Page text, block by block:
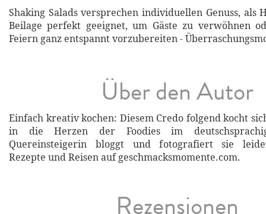
Shaking Salads versprechen individuellen Genuss, als
Beilage perfekt geeignet, um Gäste zu verwöhnen
Feiern ganz entspannt vorzubereiten -
Über den Autor
Einfach kreativ kochen: Diesem Credo folgend kocht
in die Herzen der Foodies im
Quereinsteigerin bloggt und fotografiert sie
Rezepte und Reisen auf geschmacksmomente.com.
Rezensionen